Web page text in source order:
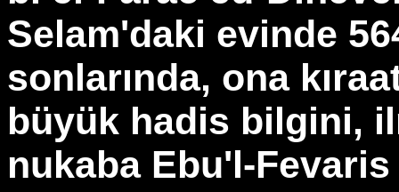
Selam'daki evinde
sonlarında, ona
büyük hadis bilgini,
nukaba Ebu'l-